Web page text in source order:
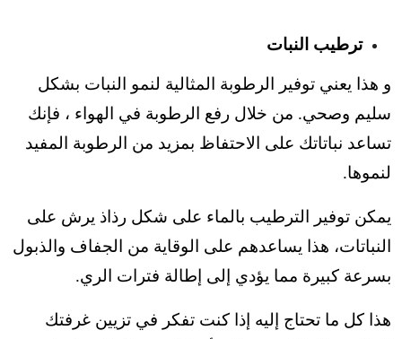
ترطيب النبات
و هذا يعني توفير الرطوبة المثالية لنمو النبات بشكل
سليم وصحي. من خلال رفع الرطوبة في الهواء ، فإنك
تساعد نباتاتك على الاحتفاظ بمزيد من الرطوبة المفيد
لنموها.
يمكن توفير الترطيب بالماء على شكل رذاذ يرش على
النباتات، هذا يساعدهم على الوقاية من الجفاف والذبول
بسرعة كبيرة مما يؤدي إلى إطالة فترات الري.
هذا كل ما تحتاج إليه إذا كنت تفكر في تزيين غرفتك